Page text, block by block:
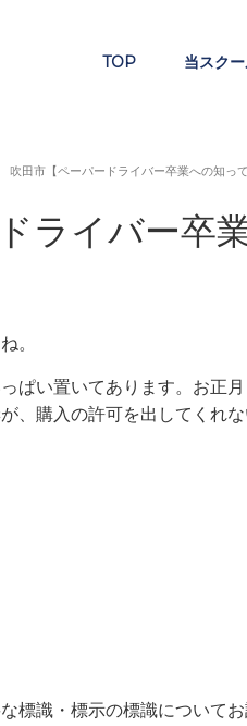
TOP 当スク
吹田市【ペーパードライバー卒業への知っ
ライバー卒
。
ぱい置いてあります。お正
、購入の許可を出してくれ
標識・標示の標識についてお